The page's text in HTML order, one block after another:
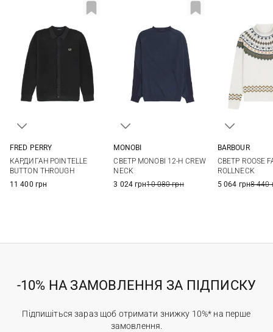
FRED PERRY
КАРДИГАН POINTELLE
BUTTON THROUGH
11 400 грн
MONOBI
СВЕТР MONOBI 12-H CREW
NECK
3 024 грн10 080 грн
BARBOUR
СВЕТР ROOSE
ROLLNECK
5 064 грн8 440
-10% НА ЗАМОВЛЕННЯ ЗА ПІДПИСКУ
Підпишіться зараз щоб отримати знижку 10%* на перше
замовлення.